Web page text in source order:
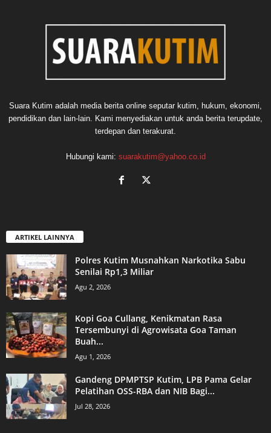
Suara Kutim adalah media berita online seputar kutim, hukum, ekonomi,
pendidikan dan lain-lain. Kami menyediakan untuk anda berita terupdate,
terdepan dan terakurat.
Hubungi kami: suarakutim@yahoo.co.id
ARTIKEL LAINNYA
Polres Kutim Musnahkan Narkotika Sabu
Senilai Rp1,3 Miliar
Agu 2, 2026
Kopi Goa Cullang, Kenikmatan Rasa
Tersembunyi di Agrowisata Goa Taman
Buah...
Agu 1, 2026
Gandeng DPMPTSP Kutim, LPB Pama Gelar
Pelatihan OSS-RBA dan NIB Bagi...
Jul 28, 2026